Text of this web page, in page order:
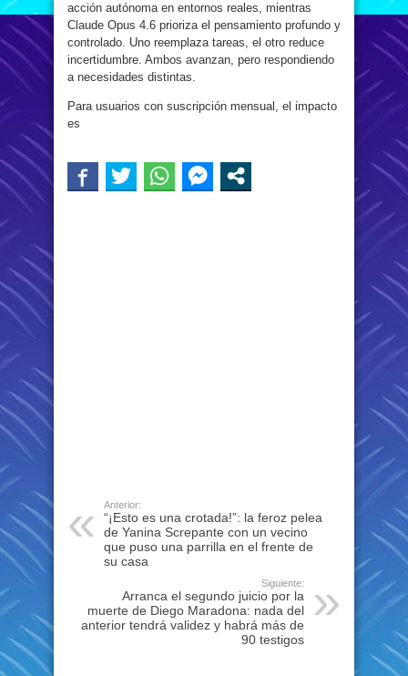
acción autónoma en entornos reales, mientras
Claude Opus 4.6 prioriza el pensamiento profundo y
controlado. Uno reemplaza tareas, el otro reduce
incertidumbre. Ambos avanzan, pero respondiendo
a necesidades distintas.
Para usuarios con suscripción mensual, el impacto
es
Anterior:
“¡Esto es una crotada!”: la feroz pelea
de Yanina Screpante con un vecino
que puso una parrilla en el frente de
su casa
Siguiente:
Arranca el segundo juicio por la
muerte de Diego Maradona: nada del
anterior tendrá validez y habrá más de
90 testigos